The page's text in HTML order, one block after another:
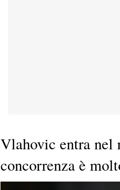
Vlahovic entra
concorrenza è